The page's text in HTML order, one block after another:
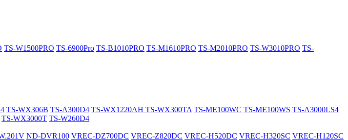
TS-W1500PRO TS-6900Pro TS-B1010PRO TS-M1610PRO TS-M2010PRO TS-W3010PRO TS-
TS-WX306B TS-A300D4 TS-WX1220AH TS-WX300TA TS-ME100WC TS-ME100WS TS-A3000LS4
TS-WX3000T TS-W260D4
ND-DVR100 VREC-DZ700DC VREC-Z820DC VREC-H520DC VREC-H320SC VREC-H120SC